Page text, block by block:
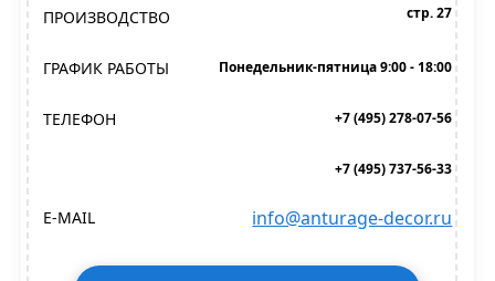
ПРОИЗВОДСТВО
стр. 27
ГРАФИК РАБОТЫ Понедельник-пятница 9:00 - 18:00
ТЕЛЕФОН +7 (495) 278-07-56
+7 (495) 737-56-33
E-MAIL info@anturage-decor.ru